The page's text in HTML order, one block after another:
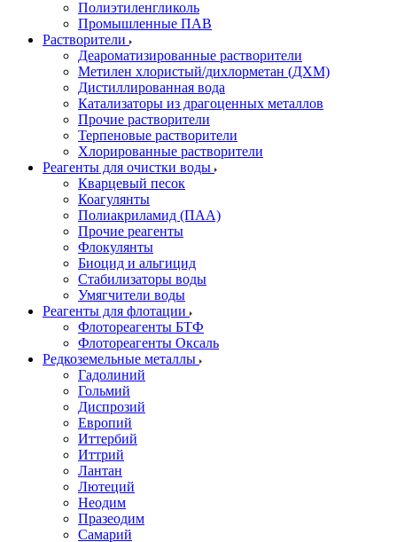
Полиэтиленгликоль
Промышленные ПАВ
Растворители
Деароматизированные растворители
Метилен хлористый/дихлорметан (ДХМ)
Дистиллированная вода
Катализаторы из драгоценных металлов
Прочие растворители
Терпеновые растворители
Хлорированные растворители
Реагенты для очистки воды
Кварцевый песок
Коагулянты
Полиакриламид (ПАА)
Прочие реагенты
Флокулянты
Биоцид и альгицид
Стабилизаторы воды
Умягчители воды
Реагенты для флотации
Флотореагенты БТФ
Флотореагенты Оксаль
Редкоземельные металлы
Гадолиний
Гольмий
Диспрозий
Европий
Иттербий
Иттрий
Лантан
Лютеций
Неодим
Празеодим
Самарий